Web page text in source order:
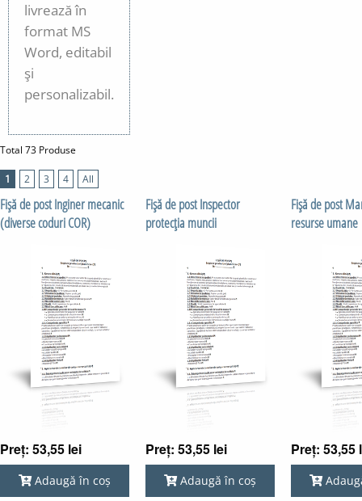
livrează în
format MS
Word, editabil
şi
personalizabil.
Total 73 Produse
1 2 3 4 All
Fişă de post Inginer mecanic
(diverse coduri COR)
Preț: 53,55 lei
Adaugă în coș
Fişă de post Inspector
protecţia muncii
Preț: 53,55 lei
Adaugă în coș
Fişă de post
resurse umane
Preț: 53,55